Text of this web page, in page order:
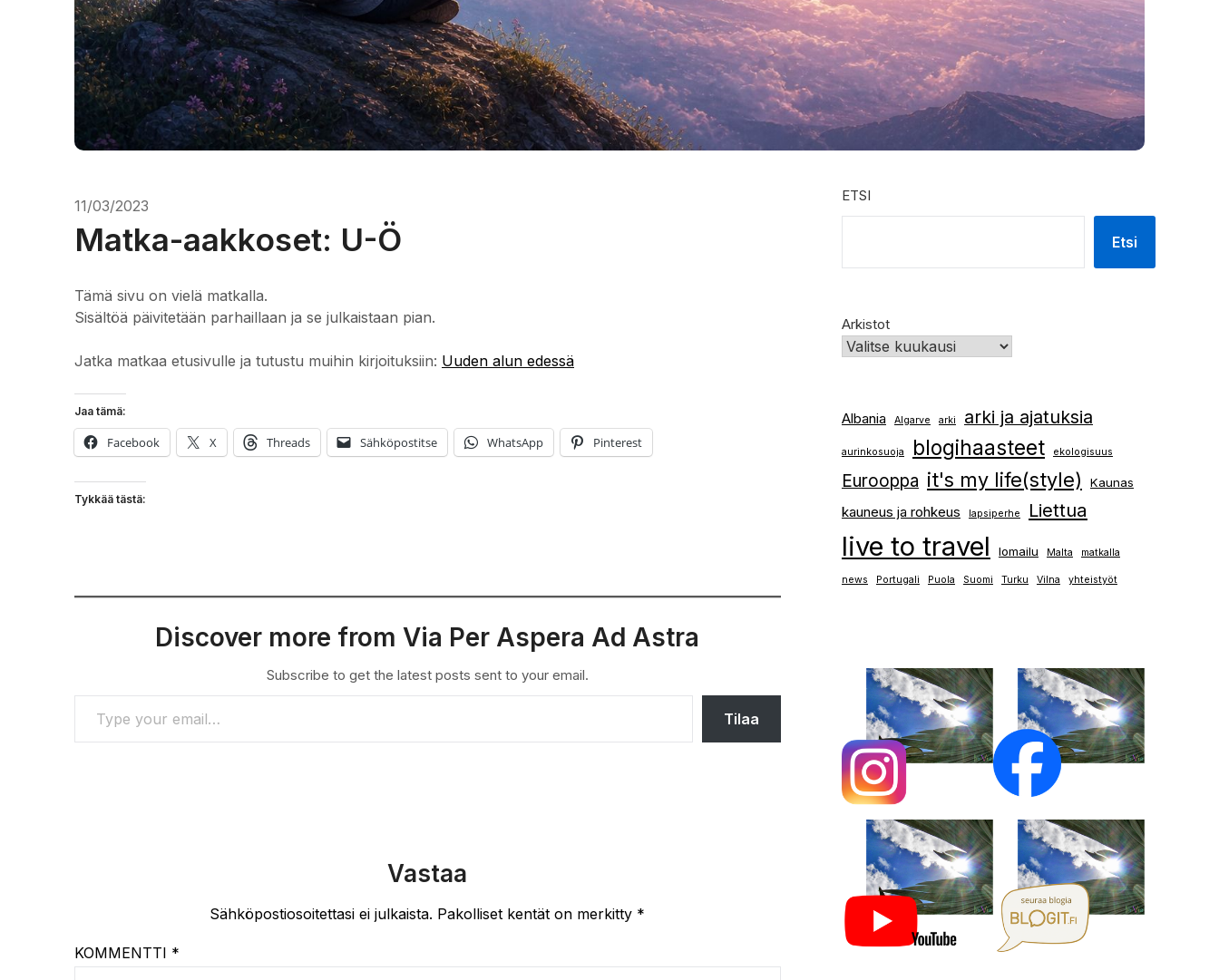
11/03/2023
Matka-aakkoset: U-Ö
Tämä sivu on vielä matkalla.
Sisältöä päivitetään parhaillaan ja se julkaistaan pian.
Jatka matkaa etusivulle ja tutustu muihin kirjoituksiin: Uuden alun edessä
Jaa tämä:
Facebook X Threads Sähköpostitse WhatsApp Pinterest
Tykkää tästä:
Discover more from Via Per Aspera Ad Astra
Subscribe to get the latest posts sent to your email.
TYPE YOUR EMAIL…
Tilaa
Vastaa
Sähköpostiosoitettasi ei julkaista. Pakolliset kentät on merkitty *
KOMMENTTI *
ETSI
Etsi
Arkistot
Albania Algarve arki arki ja ajatuksia
aurinkosuoja blogihaasteet ekologisuus
Eurooppa it's my life(style) Kaunas
kauneus ja rohkeus lapsiperhe Liettua
live to travel lomailu Malta matkalla
news Portugali Puola Suomi Turku Vilna yhteistyöt